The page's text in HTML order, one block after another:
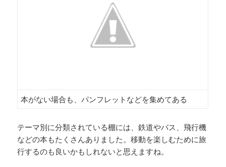
本がない場合も、パンフレットなどを集めてある
テーマ別に分類されている棚には、鉄道やバス、飛行機
などの本もたくさんありました。移動を楽しむために旅
行するのも良いかもしれないと思えますね。